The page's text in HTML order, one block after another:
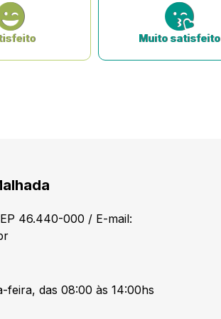
Muito satisfeito
46.440-000 / E-mail:
feira, das 08:00 às 14:00hs